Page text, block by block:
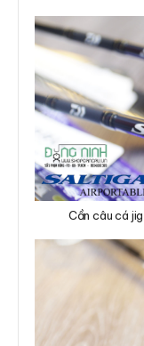
Cần câu cá